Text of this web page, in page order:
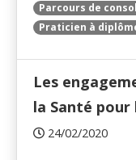
Parcours de
Praticien à
Les
la Santé
24/02/2020